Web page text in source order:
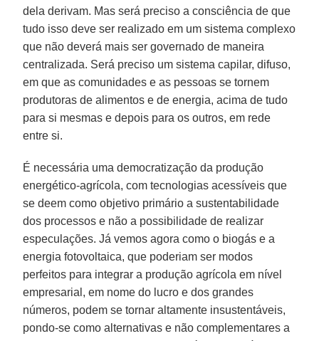
dela derivam. Mas será preciso a consciência de que
tudo isso deve ser realizado em um sistema complexo
que não deverá mais ser governado de maneira
centralizada. Será preciso um sistema capilar, difuso,
em que as comunidades e as pessoas se tornem
produtoras de alimentos e de energia, acima de tudo
para si mesmas e depois para os outros, em rede
entre si.
É necessária uma democratização da produção
energético-agrícola, com tecnologias acessíveis que
se deem como objetivo primário a sustentabilidade
dos processos e não a possibilidade de realizar
especulações. Já vemos agora como o biogás e a
energia fotovoltaica, que poderiam ser modos
perfeitos para integrar a produção agrícola em nível
empresarial, em nome do lucro e dos grandes
números, podem se tornar altamente insustentáveis,
pondo-se como alternativas e não complementares a